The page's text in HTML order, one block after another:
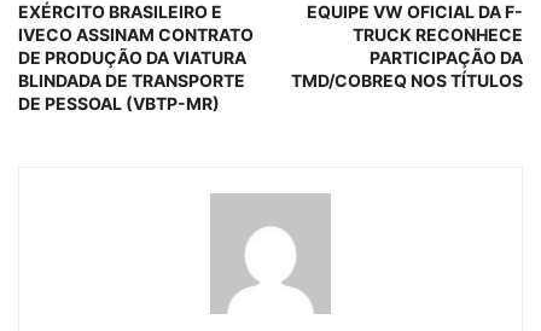
EXÉRCITO BRASILEIRO E
IVECO ASSINAM CONTRATO
DE PRODUÇÃO DA VIATURA
BLINDADA DE TRANSPORTE
DE PESSOAL (VBTP-MR)
EQUIPE VW OFICIAL DA F-
TRUCK RECONHECE
PARTICIPAÇÃO DA
TMD/COBREQ NOS TÍTULOS